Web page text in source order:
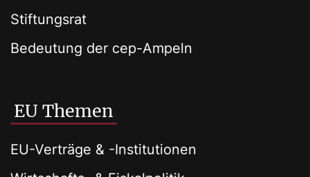
Stiftungsrat
Bedeutung der cep-Ampeln
EU Themen
EU-Verträge & -Institutionen